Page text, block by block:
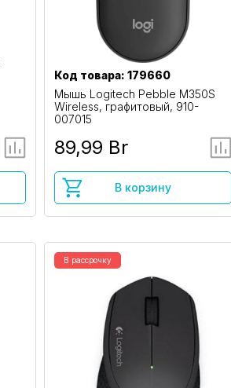
Код товара: 179660
Мышь Logitech Pebble M350S
Wireless, графитовый, 910-
007015
89,99 Br
В корзину
В рассрочку